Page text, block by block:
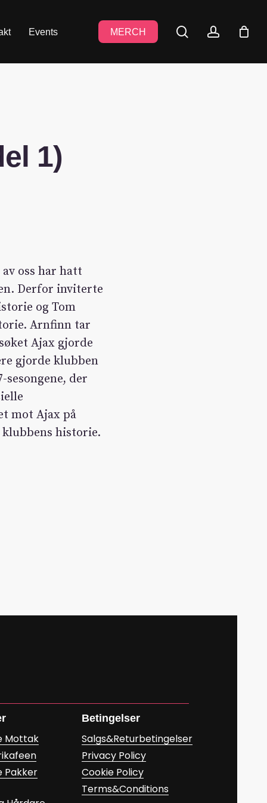
Events MERCH search
1)
oss har hatt
Derfor inviterte
og Tom
Arnfinn tar
Ajax gjorde
gjorde klubben
der
mot Ajax på
klubbens historie.
Mottak
Pakker
Betingelser
Salgs&Returbetingelser
Privacy Policy
Cookie Policy
Terms&Conditions